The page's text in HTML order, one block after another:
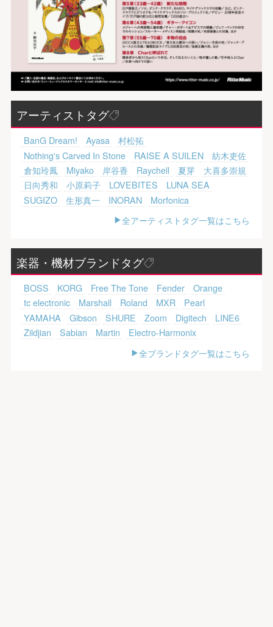
アーティストタグ
BanG Dream! Ayasa
村松拓
Nothing's Carved In Stone
RAISE A SUILEN
紡木吏佐
倉知玲鳳
Miyako 岸谷香 Raychell 夏芽
大喜多崇規
日向秀和
小原莉子 LOVEBITES
LUNA SEA
SUGIZO
生形真一 INORAN
Morfonica
全アーティストタグ一覧はこちら
楽器・機材ブランドタグ
BOSS KORG Free The Tone Fender
Orange
tc electronic
Marshall Roland MXR
Pearl
YAMAHA
Gibson SHURE Zoom Digitech
LINE6
Zildjian
Sabian Martin
Electro-Harmonix
全ブランドタグ一覧はこちら